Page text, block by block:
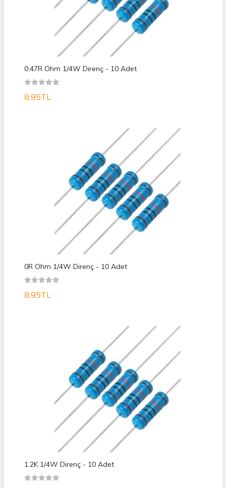
0.47R Ohm 1/4W Direnç - 10 Adet
8,95TL
0R Ohm 1/4W Direnç - 10 Adet
8,95TL
1.2K 1/4W Direnç - 10 Adet